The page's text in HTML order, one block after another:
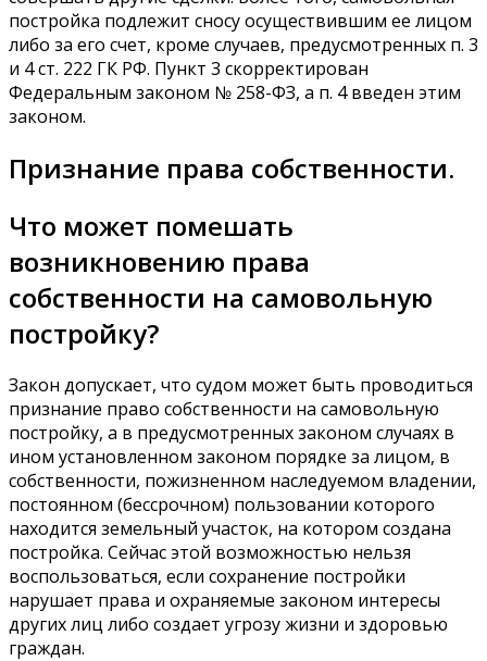
постройка подлежит сносу осуществившим ее лицом
либо за его счет, кроме случаев, предусмотренных п. 3
и 4 ст. 222 ГК РФ. Пункт 3 скорректирован
Федеральным законом № 258-ФЗ, а п. 4 введен этим
законом.
Признание права собственности.
Что может помешать
возникновению права
собственности на самовольную
постройку?
Закон допускает, что судом может быть проводиться
признание право собственности на самовольную
постройку, а в предусмотренных законом случаях в
ином установленном законом порядке за лицом, в
собственности, пожизненном наследуемом владении,
постоянном (бессрочном) пользовании которого
находится земельный участок, на котором создана
постройка. Сейчас этой возможностью нельзя
воспользоваться, если сохранение постройки
нарушает права и охраняемые законом интересы
других лиц либо создает угрозу жизни и здоровью
граждан.